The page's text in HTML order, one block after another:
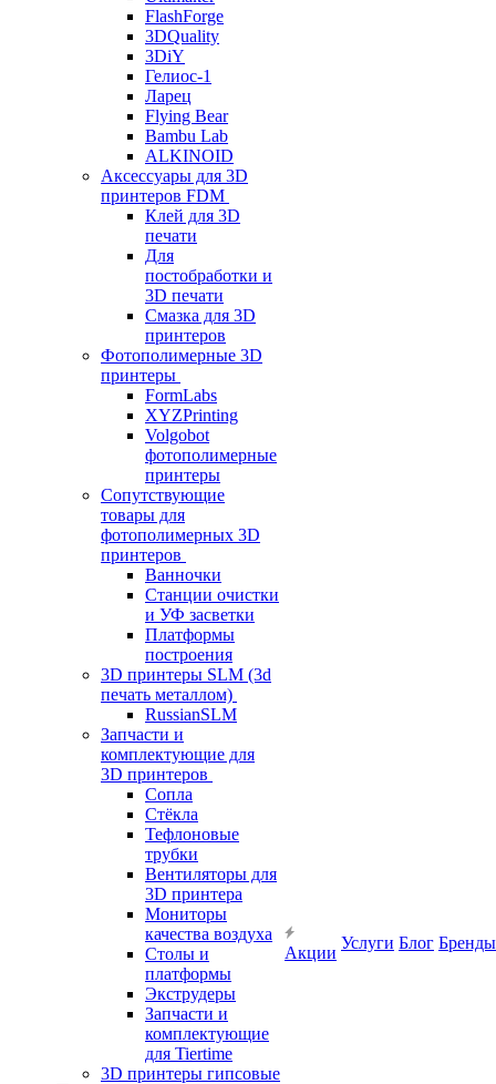
FlashForge
3DQuality
3DiY
Гелиос-1
Ларец
Flying Bear
Bambu Lab
ALKINOID
Аксессуары для 3D
принтеров FDM
Клей для 3D
печати
Для
постобработки и
3D печати
Смазка для 3D
принтеров
Фотополимерные 3D
принтеры
FormLabs
XYZPrinting
Volgobot
фотополимерные
принтеры
Сопутствующие
товары для
фотополимерных 3D
принтеров
Ванночки
Станции очистки
и УФ засветки
Платформы
построения
3D принтеры SLM (3d
печать металлом)
RussianSLM
Запчасти и
комплектующие для
3D принтеров
Сопла
Cтёкла
Тефлоновые
трубки
Вентиляторы для
3D принтера
Мониторы
качества воздуха
Столы и
платформы
Экструдеры
Запчасти и
комплектующие
для Tiertime
3D принтеры гипсовые
Акции
Услуги Блог Бренды